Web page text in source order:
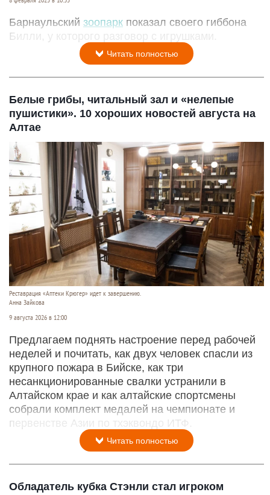
Барнаульский зоопарк показал своего гиббона
Билли, у которого разговор с игрушками.
Читать полностью
Белые грибы, читальный зал и «нелепые
пушистики». 10 хороших новостей августа на
Алтае
Реставрация «Аптеки Крюгер» идет к завершению.
Анна Зайкова
9 августа 2026 в 12:00
Предлагаем поднять настроение перед рабочей
неделей и почитать, как двух человек спасли из
крупного пожара в Бийске, как три
несанкционированные свалки устранили в
Алтайском крае и как алтайские спортсмены
собрали комплект медалей на чемпионате и
первенстве Азии по тхэквондо ИТФ.
Читать полностью
Обладатель кубка Стэнли стал игроком